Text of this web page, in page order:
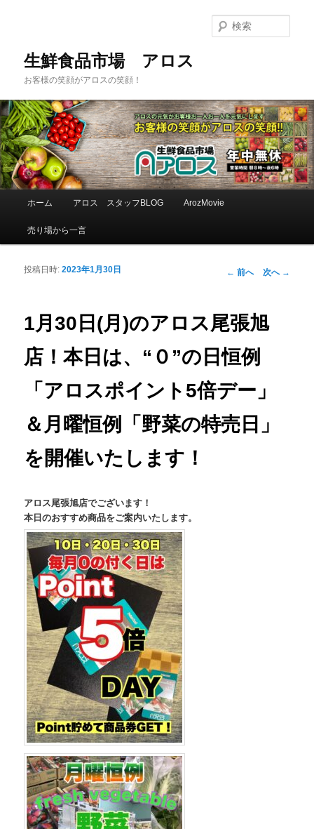
生鮮食品市場 アロス
お客様の笑顔がアロスの笑顔！
索
メインコンテンツへ移動
サブコンテンツへ移動
ホーム アロス スタッフBLOG ArozMovie
売り場から一言
投稿ナビゲーシ
← 前へ 次へ →
1月30日(月)のアロス尾張旭
店！本日は、“０”の日恒例
「アロスポイント5倍デー」
＆月曜恒例「野菜の特売日」
を開催いたします！
投稿日時:2023年1月30日
アロス尾張旭店でございます！
本日のおすすめ商品をご案内いたします。